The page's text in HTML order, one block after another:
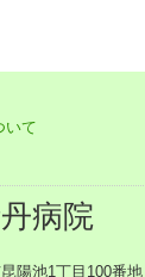
いて
病院
陽池1丁目100番地